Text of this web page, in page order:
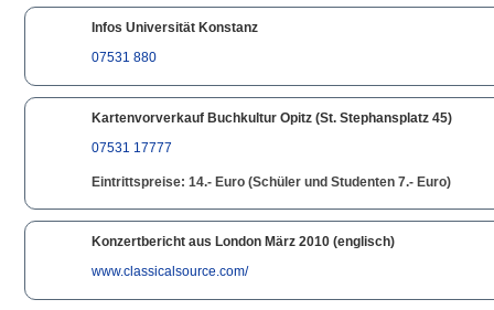
Infos Universität Konstanz
07531 880
Kartenvorverkauf Buchkultur Opitz (St. Stephansplatz 45)
07531 17777
Eintrittspreise: 14.- Euro (Schüler und Studenten 7.- Euro)
Konzertbericht aus London März 2010 (englisch)
www.classicalsource.com/